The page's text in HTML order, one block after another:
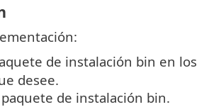
de instalación bin en los
desee.
de instalación bin.